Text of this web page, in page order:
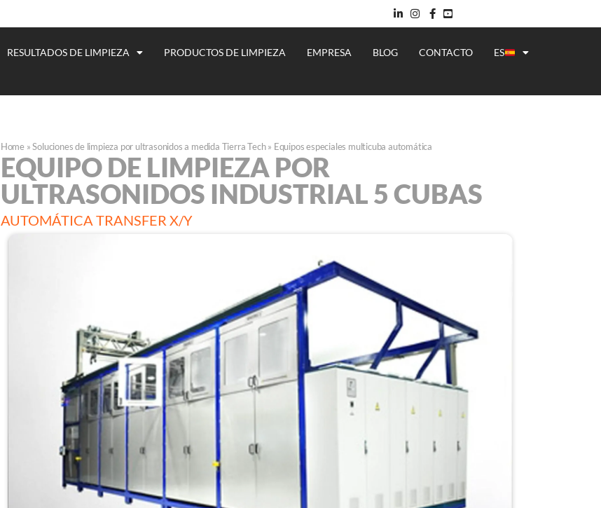
RESULTADOS DE LIMPIEZA PRODUCTOS DE LIMPIEZA EMPRESA BLOG CONTACTO ES
Home »Soluciones de limpieza por ultrasonidos a medida Tierra Tech» Equipos especiales multicuba automática
EQUIPO DE LIMPIEZA POR
ULTRASONIDOS INDUSTRIAL 5 CUBAS
AUTOMÁTICA TRANSFER X/Y